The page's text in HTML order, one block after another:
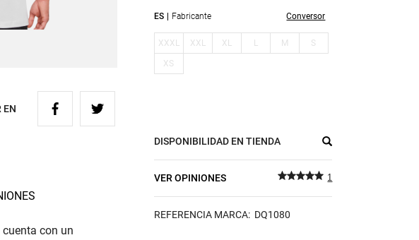
ES Fabricante Conversor
XXXL XXL XL L M S
XS
DISPONIBILIDAD EN TIENDA
VER OPINIONES 1
REFERENCIA MARCA: DQ1080
EN
con un